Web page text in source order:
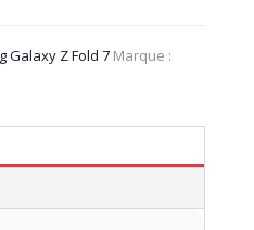
Galaxy Z Fold 7 Marque :